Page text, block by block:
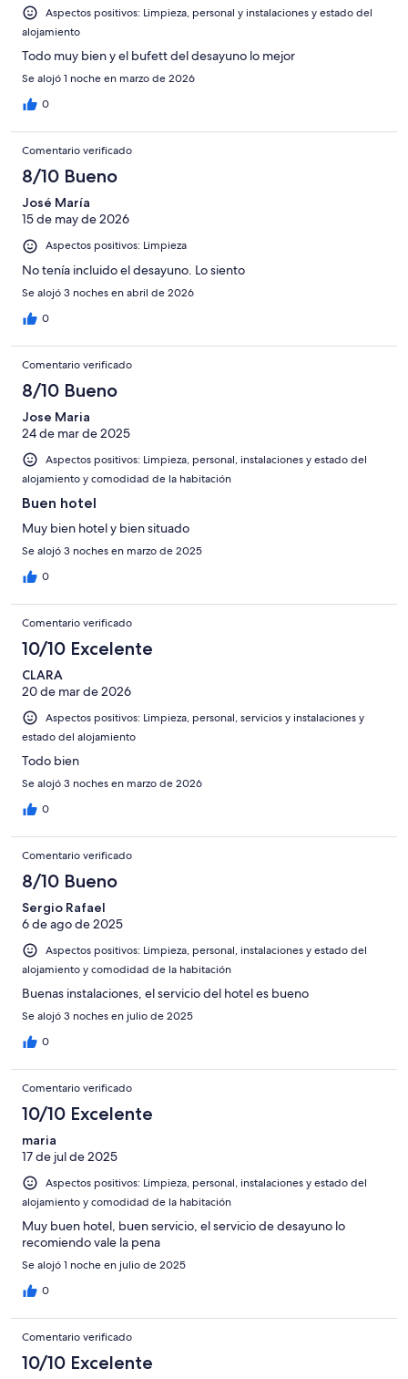
Mediocre
Horrible
Aspectos positivos: Limpieza, personal y instalaciones y estado del
alojamiento
Todo muy bien y el bufett del desayuno lo mejor
Se alojó 1 noche en marzo de 2026
0
Comentario verificado
8/10 Bueno
José María
15 de may de 2026
Aspectos positivos: Limpieza
No tenía incluido el desayuno. Lo siento
Se alojó 3 noches en abril de 2026
0
Comentario verificado
8/10 Bueno
Jose Maria
24 de mar de 2025
Aspectos positivos: Limpieza, personal, instalaciones y estado del
alojamiento y comodidad de la habitación
Buen hotel
Muy bien hotel y bien situado
Se alojó 3 noches en marzo de 2025
0
Comentario verificado
10/10 Excelente
CLARA
20 de mar de 2026
Aspectos positivos: Limpieza, personal, servicios y instalaciones y
estado del alojamiento
Todo bien
Se alojó 3 noches en marzo de 2026
0
Comentario verificado
8/10 Bueno
Sergio Rafael
6 de ago de 2025
Aspectos positivos: Limpieza, personal, instalaciones y estado del
alojamiento y comodidad de la habitación
Buenas instalaciones, el servicio del hotel es bueno
Se alojó 3 noches en julio de 2025
0
Comentario verificado
10/10 Excelente
maria
17 de jul de 2025
Aspectos positivos: Limpieza, personal, instalaciones y estado del
alojamiento y comodidad de la habitación
Muy buen hotel, buen servicio, el servicio de desayuno lo
recomiendo vale la pena
Se alojó 1 noche en julio de 2025
0
Comentario verificado
10/10 Excelente